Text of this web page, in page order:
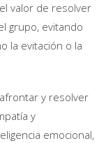
valor de resolver
grupo, evitando
la evitación o la
y resolver
y
emocional,